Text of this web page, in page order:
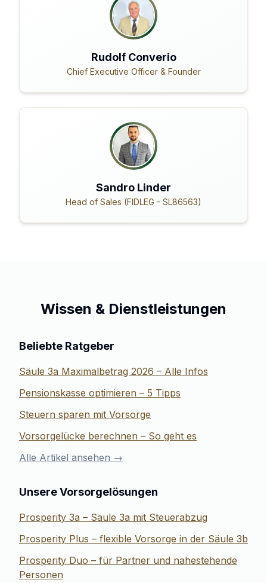
Rudolf Converio
Chief Executive Officer & Founder
Sandro Linder
Head of Sales (FIDLEG - SL86563)
Wissen & Dienstleistungen
Beliebte Ratgeber
Säule 3a Maximalbetrag 2026 – Alle Infos
Pensionskasse optimieren – 5 Tipps
Steuern sparen mit Vorsorge
Vorsorgelücke berechnen – So geht es
Alle Artikel ansehen →
Unsere Vorsorgelösungen
Prosperity 3a – Säule 3a mit Steuerabzug
Prosperity Plus – flexible Vorsorge in der Säule 3b
Prosperity Duo – für Partner und nahestehende
Personen